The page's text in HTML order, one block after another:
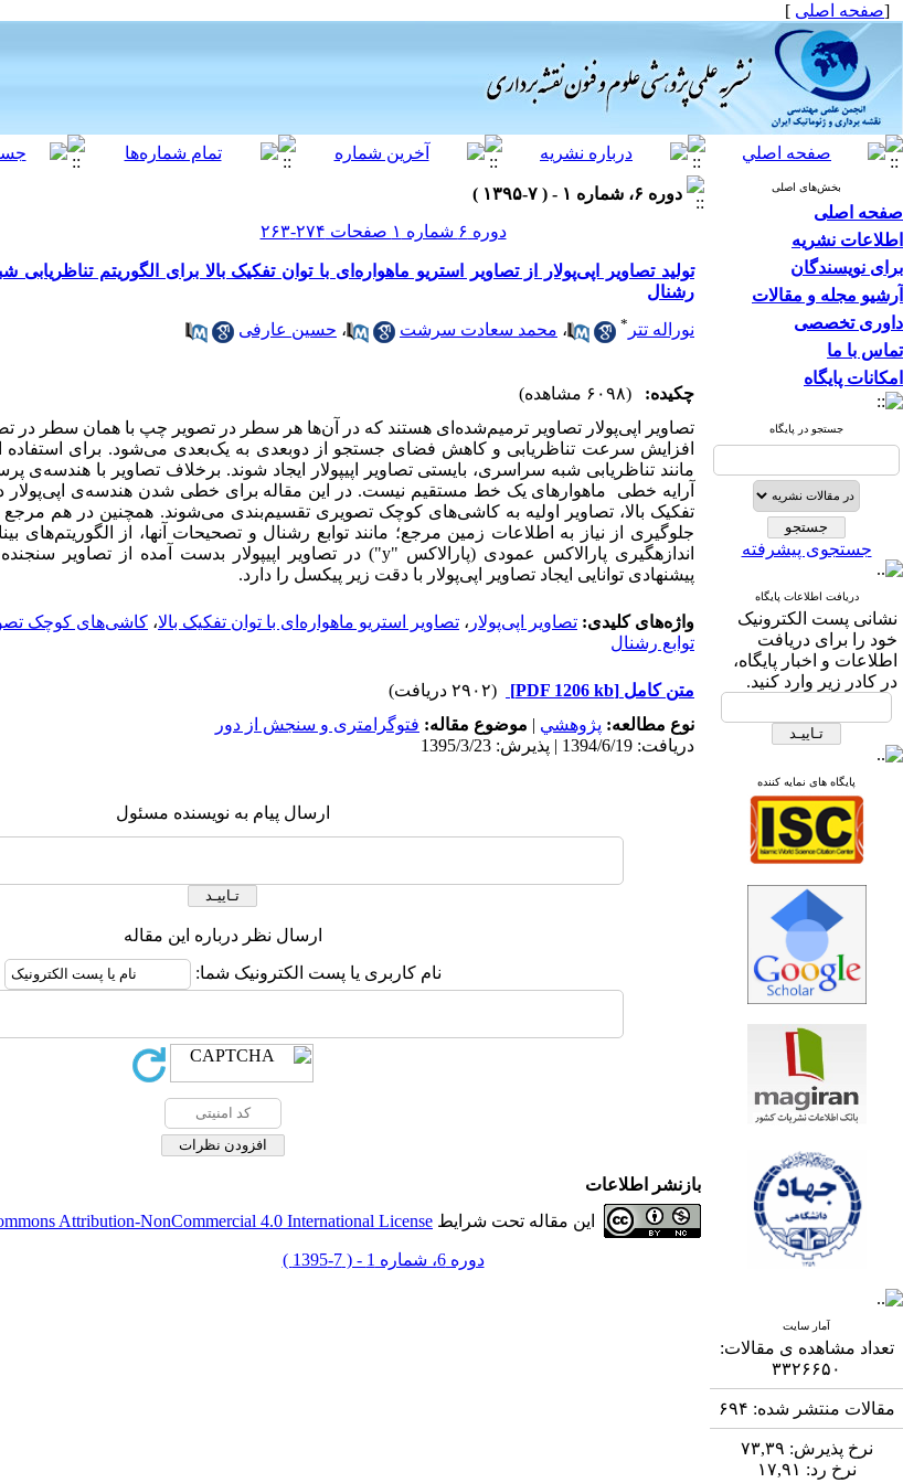
[صفحه اصلی ]
بخش‌های اصلی
صفحه اصلی
اطلاعات نشریه
برای نویسندگان
آرشیو مجله و مقالات
داوری تخصصی
تماس با ما
امکانات پایگاه
جستجو در پایگاه
جستجوی پیشرفته
دریافت اطلاعات پایگاه
نشانی پست الکترونیک
خود را برای دریافت
اطلاعات و اخبار پایگاه،
در کادر زیر وارد کنید.
پایگاه های نمایه کننده
آمار سایت
تعداد مشاهده ی مقالات:
۳۳۲۶۶۵۰
مقالات منتشر شده: ۶۹۴
نرخ پذیرش: ۷۳,۳۹
نرخ رد: ۱۷,۹۱
دوره ۶، شماره ۱ - ( ۷-۱۳۹۵ )
دوره ۶ شماره ۱ صفحات ۲۷۴-۲۶۳
تولید تصاویر اپی‌پولار از تصاویر استریو ماهواره‌ای با توان تفکیک بالا برای الگوریتم
رشنال
نوراله تتر * ، محمد سعادت سرشت ، حسین عارفی
چکیده:
(۶۰۹۸ مشاهده)
تصاویر اپی‌پولار تصاویر ترمیم‌شده‌ای هستند که در آن‌ها هر سطر در تصویر چپ با همان سطر در
افزایش سرعت تناظریابی و کاهش فضای جستجو از دوبعدی به یک‌بعدی می‌شود. برای استفاده
مانند تناظریابی شبه سراسری، بایستی تصاویر اپی­پولار ایجاد شوند. برخلاف تصاویر با هندسهی
آرایه خطی ماهواره­ای یک خط مستقیم نیست. در این مقاله برای خطی شدن هندسه‌ی اپی‌پولار در
تفکیک بالا، تصاویر اولیه به کاشی‌های کوچک تصویری تقسیم‌بندی می‌شوند. همچنین در هم مرجع
جلوگیری از نیاز به اطلاعات زمین مرجع؛ مانند توابع رشنال و تصحیحات آن‎ها، از الگوریتم‌های بینایی کامپیوتر استفاده می
اندازه­گیری پارالاکس عمودی (پارالاکس "y") در تصاویر اپی­پولار بدست آمده از تصاویر سنجنده
پیشنهادی توانایی ایجاد تصاویر اپی‌پولار با دقت زیر پیکسل را دارد.
واژه‌های کلیدی: تصاویر اپی‌پولار ، تصاویر استریو ماهواره‌ای با توان تفکیک بالا، کاشی‌های کوچک
توابع رشنال
متن کامل [PDF 1206 kb]
(۲۹۰۲ دریافت)
نوع مطالعه: پژوهشي | موضوع مقاله: فتوگرامتری و سنجش از دور
دریافت: 1394/6/19 | پذیرش: 1395/3/23
ارسال پیام به نویسنده مسئول
ارسال نظر درباره این مقاله
نام کاربری یا پست الکترونیک شما:
بازنشر اطلاعات
این مقاله تحت شرایط Attribution-NonCommercial 4.0 International License
دوره 6، شماره 1 - ( 7-1395 )